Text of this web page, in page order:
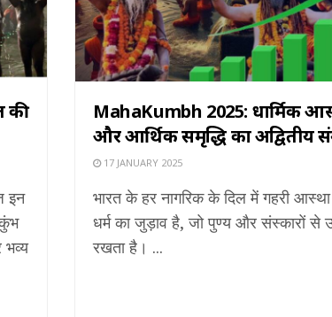
की
इन
MahaKumbh 2025: धार्मिक
और आर्थिक समृद्धि का अद्वितीय
17 JANUARY 2025
भारत के हर नागरिक के दिल में गहरी
धर्म का जुड़ाव है, जो पुण्य और संस्कारों से
रखता है। ...